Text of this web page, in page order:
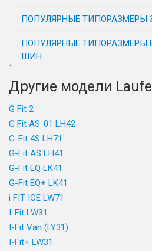
ПОПУЛЯРНЫЕ
ПОПУЛЯРНЫЕ ТИПОРАЗМЕРЫ
ШИН
Другие модели
G Fit 2
G Fit AS-01 LH42
G-Fit 4S LH71
G-Fit AS LH41
G-Fit EQ LK41
G-Fit EQ+ LK41
i FIT ICE LW71
I-Fit LW31
I-Fit Van (LY31)
I-Fit+ LW31